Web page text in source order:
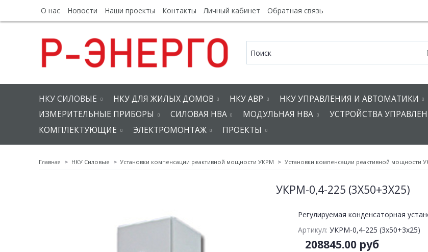
О нас Новости Наши проекты Контакты Личный кабинет Обратная связь
НКУ СИЛОВЫЕ НКУ ДЛЯ ЖИЛЫХ ДОМОВ НКУ АВР НКУ УПРАВЛЕНИЯ И АВТОМАТИКИ
ИЗМЕРИТЕЛЬНЫЕ ПРИБОРЫ
СИЛОВАЯ НВА МОДУЛЬНАЯ НВА УСТРОЙСТВА
КОМПЛЕКТУЮЩИЕ
ЭЛЕКТРОМОНТАЖ ПРОЕКТЫ
Главная НКУ Силовые Установки компенсации реактивной мощности УКРМ Установки компенсации реактивной мощности
УКРМ-0,4-225 (3Х50+3Х25)
Регулируемая конденсаторная
Артикул: УКРМ-0,4-225 (3х50+3х25)
208845.00 руб